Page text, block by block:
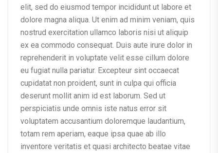
elit, sed do eiusmod tempor incididunt ut labore et
dolore magna aliqua. Ut enim ad minim veniam, quis
nostrud exercitation ullamco laboris nisi ut aliquip
ex ea commodo consequat. Duis aute irure dolor in
reprehenderit in voluptate velit esse cillum dolore
eu fugiat nulla pariatur. Excepteur sint occaecat
cupidatat non proident, sunt in culpa qui officia
deserunt mollit anim id est laborum. Sed ut
perspiciatis unde omnis iste natus error sit
voluptatem accusantium doloremque laudantium,
totam rem aperiam, eaque ipsa quae ab illo
inventore veritatis et quasi architecto beatae vitae